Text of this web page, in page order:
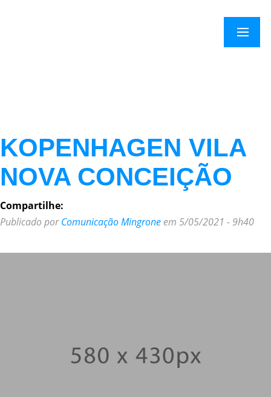
×
Menu
KOPENHAGEN VILA
NOVA CONCEIÇÃO
Compartilhe:
Publicado porComunicação Mingrone em 5/05/2021 - 9h40